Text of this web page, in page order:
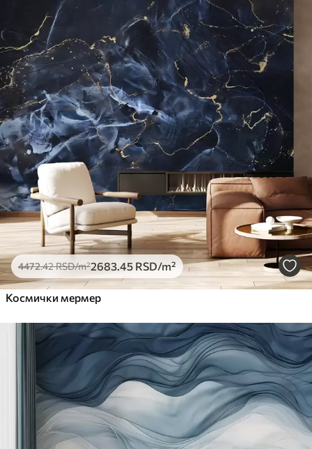
4472.42RSD/m²2683 .45 RSD/m²
Космички мермер